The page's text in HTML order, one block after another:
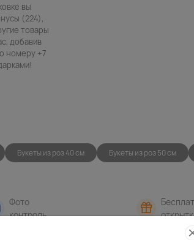
вы
(224),
товары
добавив
номеру +7
Букеты из роз 40 см Букеты из роз 50 см
Фото
контроль